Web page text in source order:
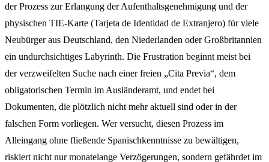
der Prozess zur Erlangung der Aufenthaltsgenehmigung und der
physischen TIE-Karte (Tarjeta de Identidad de Extranjero) für viele
Neubürger aus Deutschland, den Niederlanden oder Großbritannien
ein undurchsichtiges Labyrinth. Die Frustration beginnt meist bei
der verzweifelten Suche nach einer freien „Cita Previa“, dem
obligatorischen Termin im Ausländeramt, und endet bei
Dokumenten, die plötzlich nicht mehr aktuell sind oder in der
falschen Form vorliegen. Wer versucht, diesen Prozess im
Alleingang ohne fließende Spanischkenntnisse zu bewältigen,
riskiert nicht nur monatelange Verzögerungen, sondern gefährdet im